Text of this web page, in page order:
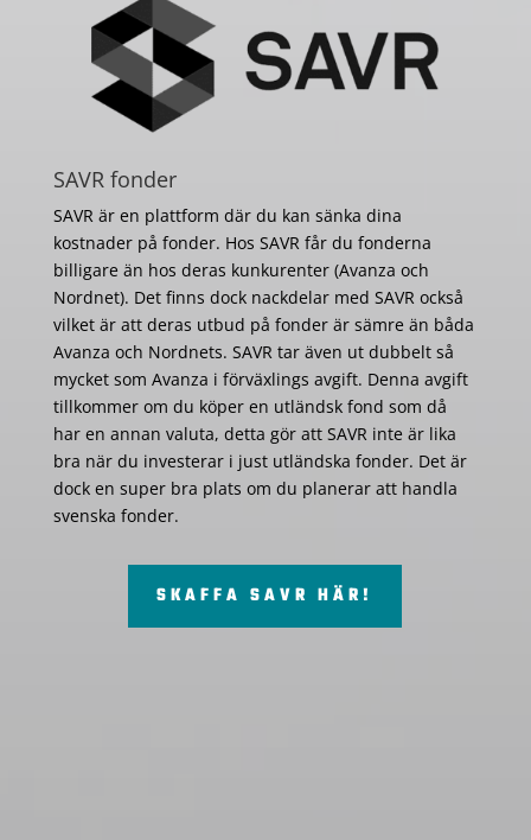
SAVR fonder
SAVR är en plattform där du kan sänka dina
kostnader på fonder. Hos SAVR får du fonderna
billigare än hos deras kunkurenter (Avanza och
Nordnet). Det finns dock nackdelar med SAVR också
vilket är att deras utbud på fonder är sämre än båda
Avanza och Nordnets. SAVR tar även ut dubbelt så
mycket som Avanza i förväxlings avgift. Denna avgift
tillkommer om du köper en utländsk fond som då
har en annan valuta, detta gör att SAVR inte är lika
bra när du investerar i just utländska fonder. Det är
dock en super bra plats om du planerar att handla
svenska fonder.
SKAFFA SAVR HÄR!